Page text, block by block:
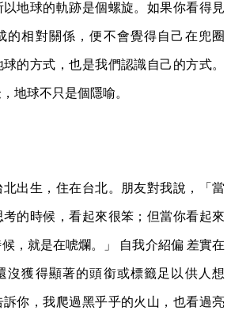
地球的軌跡是個螺旋。如果你看得見
的相對關係，便不會覺得自己在兜圈
的方式，也是我們認識自己的方式。
地球不只是個隱喻。
出生，住在台北。朋友對我說，「當
的時候，看起來很笨；但當你看起來
，就是在唬爛。」 自我介紹偏 差實在
沒獲得顯著的頭銜或標籤足以供人想
你，我爬過黑乎乎的火山，也看過亮